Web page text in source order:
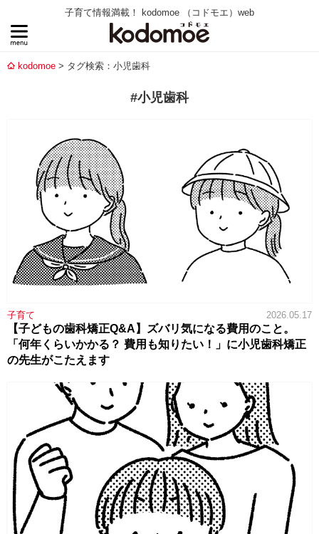
子育て情報満載！ kodomoe （コドモエ）web
kodomoe タグ検索：小児歯科
#小児歯科
子育て 2026.05.17
【子どもの歯科矯正Q&A】ズバリ気になる費用のこと。
「何年くらいかかる？ 費用も知りたい！」に小児歯科矯正
の先生がこたえます